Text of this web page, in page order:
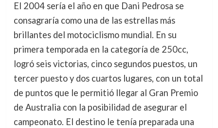
El 2004 sería el año en que Dani Pedrosa se
consagraría como una de las estrellas más
brillantes del motociclismo mundial. En su
primera temporada en la categoría de 250cc,
logró seis victorias, cinco segundos puestos, un
tercer puesto y dos cuartos lugares, con un total
de puntos que le permitió llegar al Gran Premio
de Australia con la posibilidad de asegurar el
campeonato. El destino le tenía preparada una